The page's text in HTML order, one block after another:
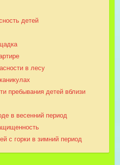
детей
в лесу
пребывания детей вблизи
в весенний период
с горки в зимний период